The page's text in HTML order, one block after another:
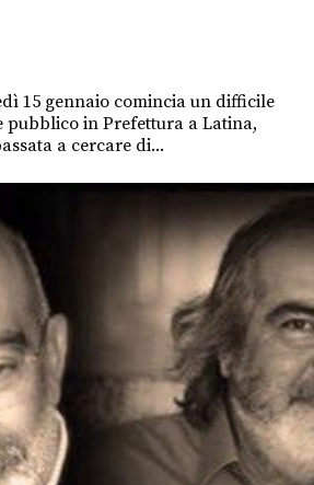
15 gennaio comincia un difficile
pubblico in Prefettura a Latina,
a cercare di...